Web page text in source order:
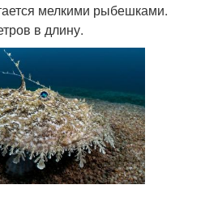
мелкими рыбешками.
в длину.